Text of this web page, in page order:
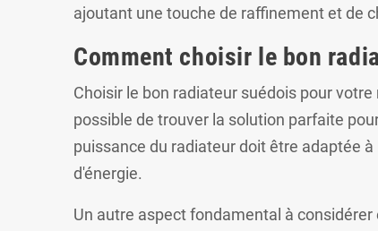
ajoutant une touche de raffinement et de
Comment choisir le bon
Choisir le bon radiateur suédois pour
possible de trouver la solution parfaite
puissance du radiateur doit être adaptée
d'énergie.
Un autre aspect fondamental à